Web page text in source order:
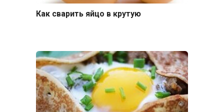
Как сварить яйцо в крутую